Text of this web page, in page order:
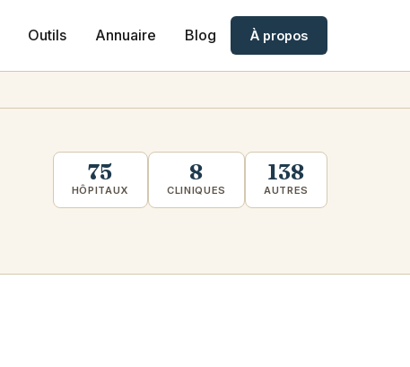
Outils Annuaire Blog À propos
75
HÔPITAUX
8
CLINIQUES
138
AUTRES